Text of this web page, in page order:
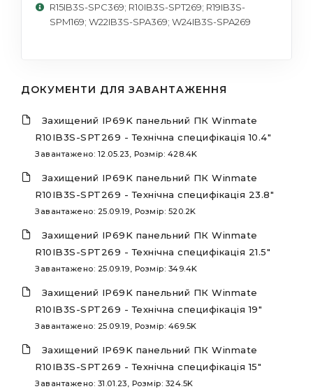
R15IB3S-SPC369; R10IB3S-SPT269; R19IB3S-
SPM169; W22IB3S-SPA369; W24IB3S-SPA269
ДОКУМЕНТИ ДЛЯ ЗАВАНТАЖЕННЯ
Захищений IP69K панельний ПК Winmate
R10IB3S-SPT269 - Технічна специфікація 10.4"
Завантажено: 12.05.23, Розмір: 428.4K
Захищений IP69K панельний ПК Winmate
R10IB3S-SPT269 - Технічна специфікація 23.8"
Завантажено: 25.09.19, Розмір: 520.2K
Захищений IP69K панельний ПК Winmate
R10IB3S-SPT269 - Технічна специфікація 21.5"
Завантажено: 25.09.19, Розмір: 349.4K
Захищений IP69K панельний ПК Winmate
R10IB3S-SPT269 - Технічна специфікація 19"
Завантажено: 25.09.19, Розмір: 469.5K
Захищений IP69K панельний ПК Winmate
R10IB3S-SPT269 - Технічна специфікація 15"
Завантажено: 31.01.23, Розмір: 324.5K